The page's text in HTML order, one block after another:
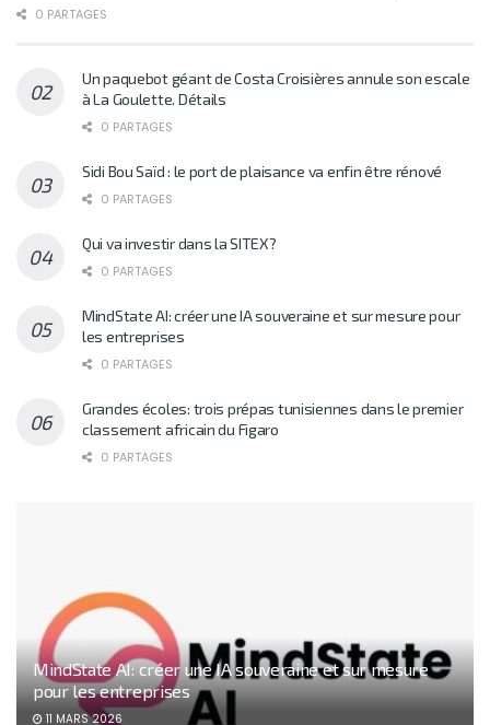
0 PARTAGES
Un paquebot géant de Costa Croisières annule son escale
à La Goulette. Détails
0 PARTAGES
Sidi Bou Saïd : le port de plaisance va enfin être rénové
0 PARTAGES
Qui va investir dans la SITEX?
0 PARTAGES
MindState AI: créer une IA souveraine et sur mesure pour
les entreprises
0 PARTAGES
Grandes écoles: trois prépas tunisiennes dans le premier
classement africain du Figaro
0 PARTAGES
MindState AI: créer une IA souveraine et sur mesure
pour les entreprises
11 MARS 2026